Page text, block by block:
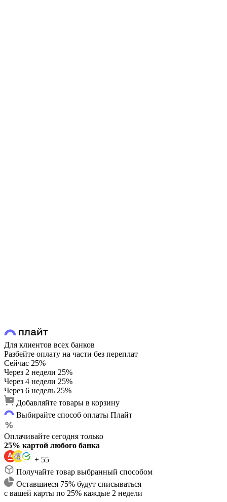
Для клиентов всех банков
Разбейте оплату на части без переплат
Сейчас 25%
Через 2 недели 25%
Через 4 недели 25%
Через 6 недель 25%
Добавляйте товары в корзину
Выбирайте способ оплаты Плайт
Оплачивайте сегодня только
25% картой любого банка
+ 55
Получайте товар выбранный способом
Оставшиеся 75% будут списываться
с вашей карты по 25% каждые 2 недели